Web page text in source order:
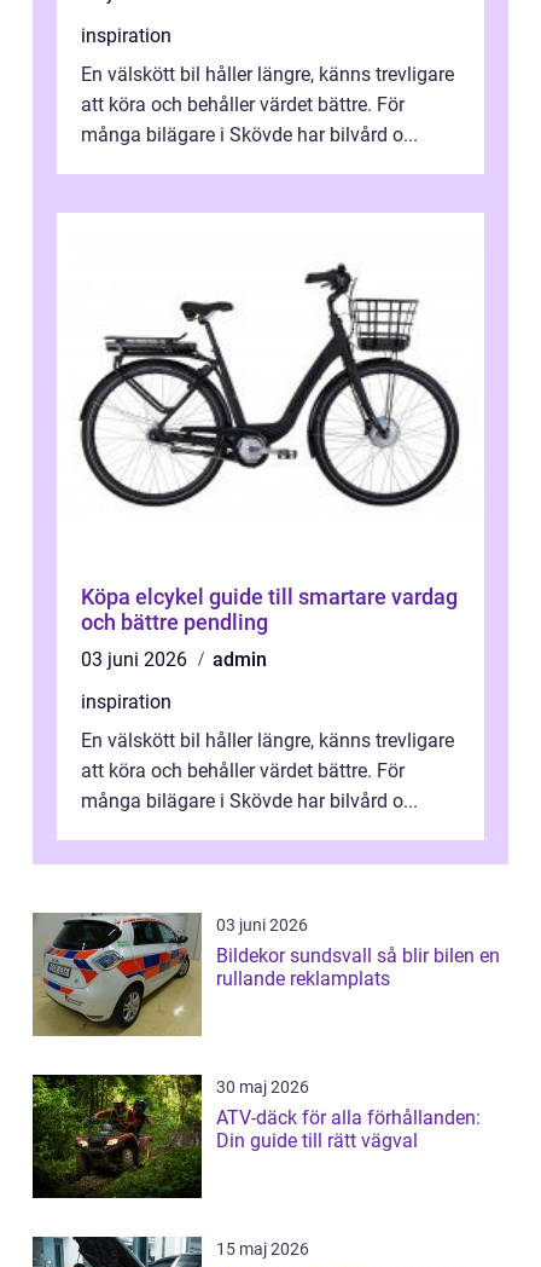
inspiration
En välskött bil håller längre, känns trevligare
att köra och behåller värdet bättre. För
många bilägare i Skövde har bilvård o...
Köpa elcykel guide till smartare vardag
och bättre pendling
03 juni 2026
admin
inspiration
En välskött bil håller längre, känns trevligare
att köra och behåller värdet bättre. För
många bilägare i Skövde har bilvård o...
03 juni 2026
Bildekor sundsvall så blir bilen en
rullande reklamplats
30 maj 2026
ATV-däck för alla förhållanden:
Din guide till rätt vägval
15 maj 2026